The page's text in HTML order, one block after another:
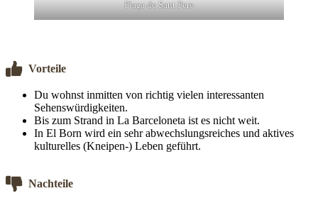
Plaça de Sant Pere
Vorteile
Du wohnst inmitten von richtig vielen interessanten
Sehenswürdigkeiten.
Bis zum Strand in La Barceloneta ist es nicht weit.
In El Born wird ein sehr abwechslungsreiches und aktives
kulturelles (Kneipen-) Leben geführt.
Nachteile